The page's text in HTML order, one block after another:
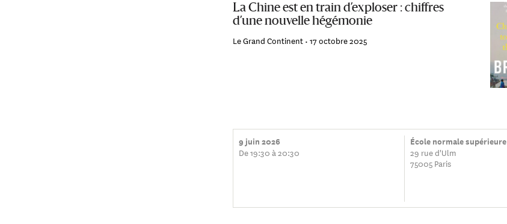
La Chine est en train d’exploser : chiffres
d’une nouvelle hégémonie
Le Grand Continent •17 octobre 2025
9 juin 2026
De 19:30 à 20:30
École normale supérieure
29 rue d'Ulm
75005 Paris